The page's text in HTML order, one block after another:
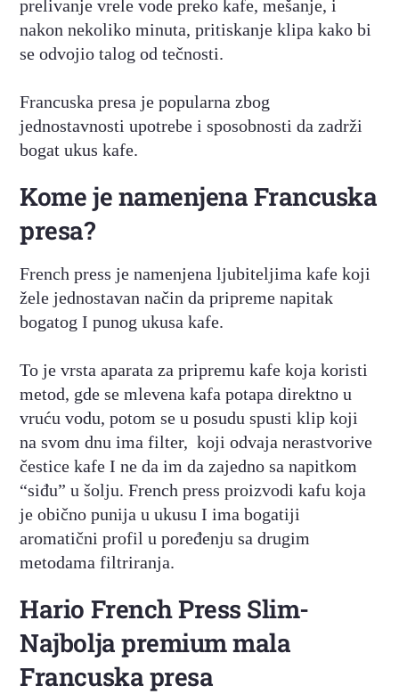
prelivanje vrele vode preko kafe, mešanje, i
nakon nekoliko minuta, pritiskanje klipa kako bi
se odvojio talog od tečnosti.
Francuska presa je popularna zbog
jednostavnosti upotrebe i sposobnosti da zadrži
bogat ukus kafe.
Kome je namenjena Francuska
presa?
French press je namenjena ljubiteljima kafe koji
žele jednostavan način da pripreme napitak
bogatog I punog ukusa kafe.
To je vrsta aparata za pripremu kafe koja koristi
metod, gde se mlevena kafa potapa direktno u
vruću vodu, potom se u posudu spusti klip koji
na svom dnu ima filter, koji odvaja nerastvorive
čestice kafe I ne da im da zajedno sa napitkom
“siđu” u šolju. French press proizvodi kafu koja
je obično punija u ukusu I ima bogatiji
aromatični profil u poređenju sa drugim
metodama filtriranja.
Hario French Press Slim-
Najbolja premium mala
Francuska presa